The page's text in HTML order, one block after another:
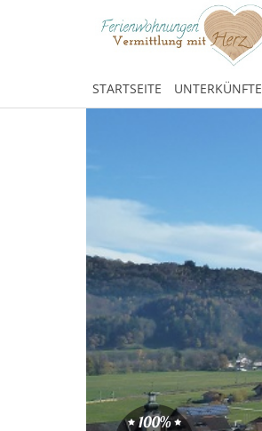
STARTSEITE UNTERKÜNFTE